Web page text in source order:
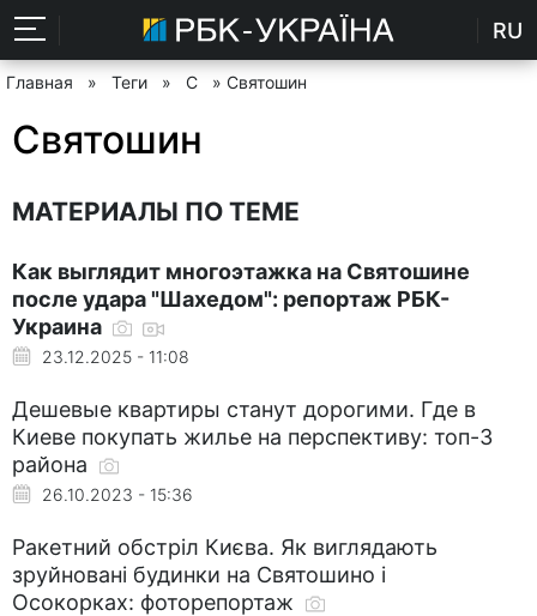
RU
Главная » Теги » С » Святошин
Святошин
МАТЕРИАЛЫ ПО ТЕМЕ
Как выглядит многоэтажка на Святошине
после удара "Шахедом": репортаж РБК-
Украина
23.12.2025 - 11:08
Дешевые квартиры станут дорогими. Где в
Киеве покупать жилье на перспективу: топ-3
района
26.10.2023 - 15:36
Ракетний обстріл Києва. Як виглядають
зруйновані будинки на Святошино і
Осокорках: фоторепортаж